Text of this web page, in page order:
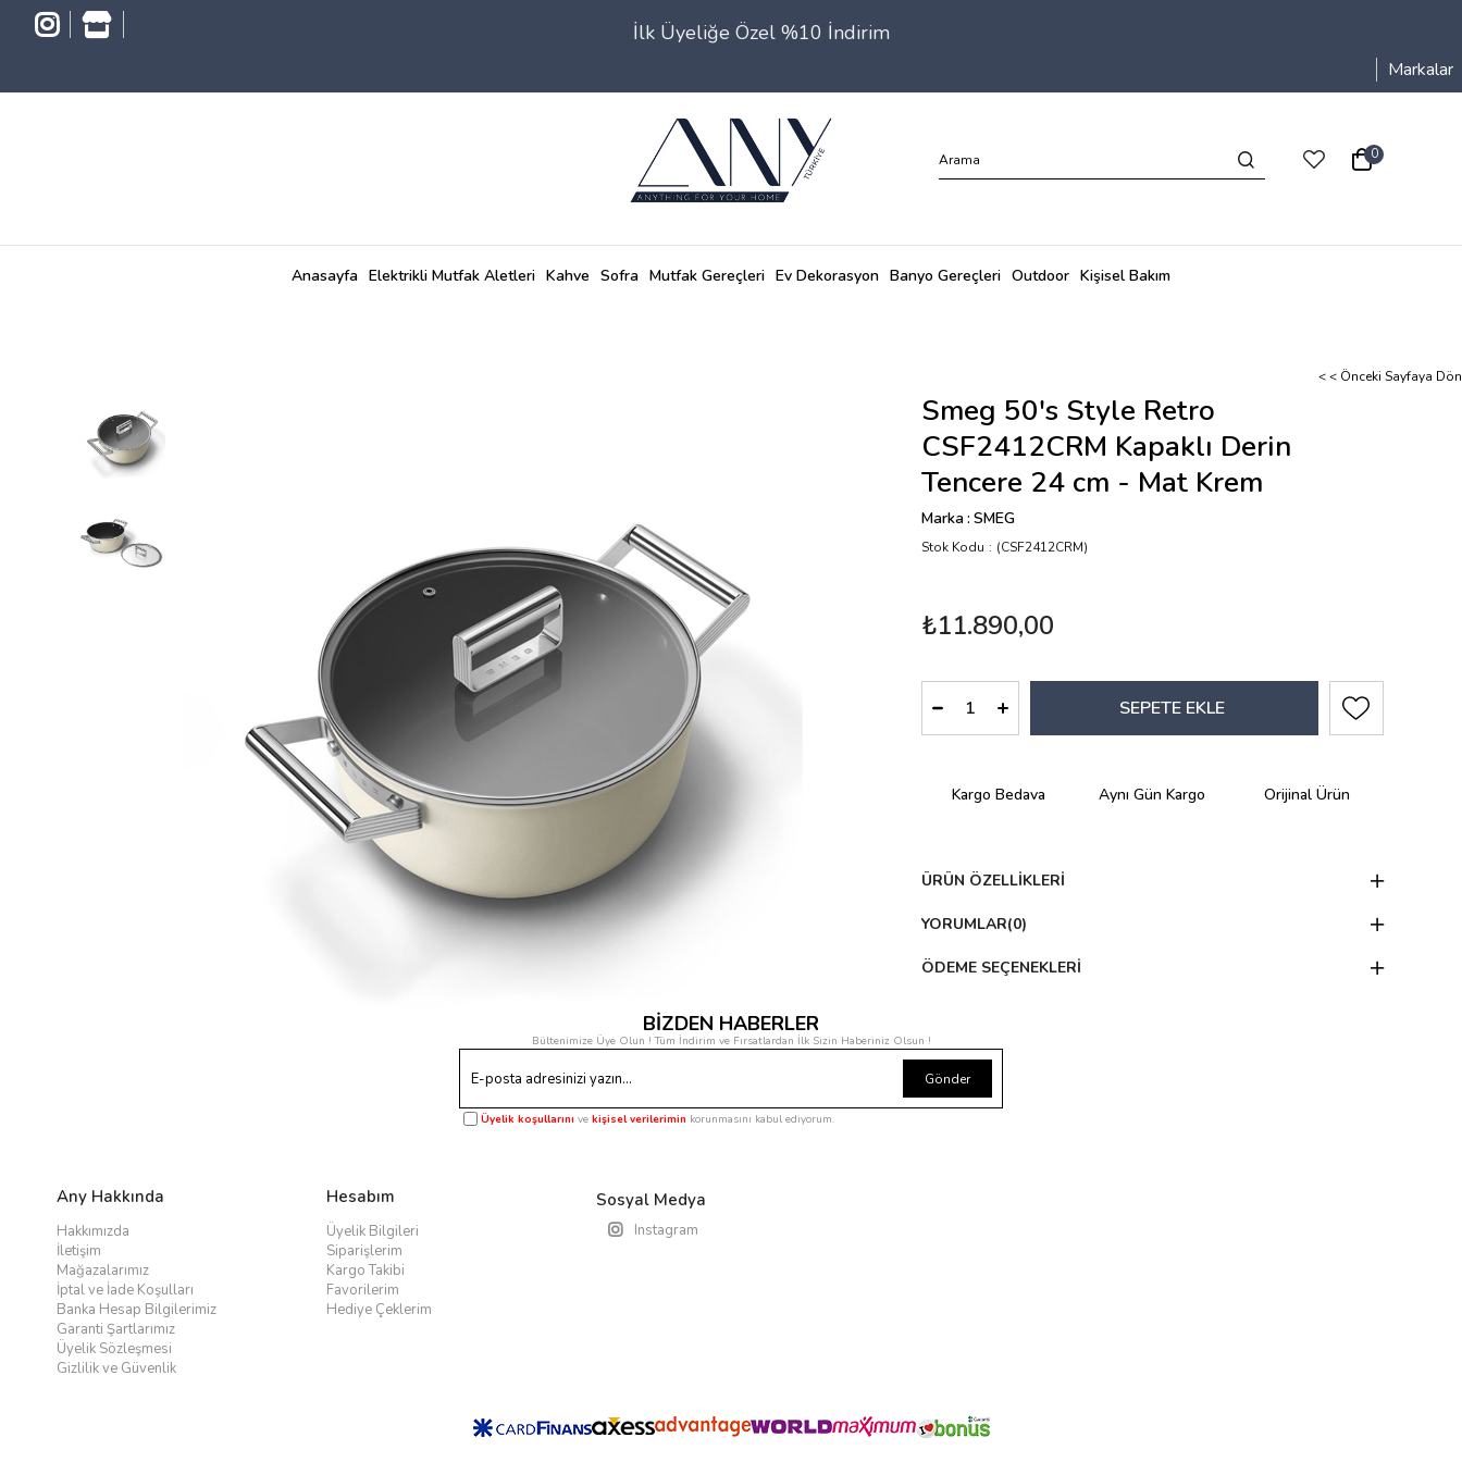
İlk Üyeliğe Özel %10 İndirim
Markalar
0
Anasayfa Elektrikli Mutfak Aletleri Kahve Sofra Mutfak Gereçleri Ev Dekorasyon Banyo Gereçleri Outdoor Kişisel Bakım
< < Önceki Sayfaya Dön
Smeg 50's Style Retro
CSF2412CRM Kapaklı Derin
Tencere 24 cm - Mat Krem
Marka: SMEG
Stok Kodu (CSF2412CRM)
₺11.890,00
Kargo Bedava Aynı Gün Kargo Orijinal Ürün
ÜRÜN ÖZELLIKLERI
YORUMLAR(0)
ÖDEME SEÇENEKLERI
BİZDEN HABERLER
Bültenimize Üye Olun ! Tüm İndirim ve Fırsatlardan İlk Sizin Haberiniz Olsun !
Gönder
Üyelik koşullarını ve kişisel verilerimin korunmasını kabul ediyorum.
Any Hakkında
Hakkımızda
İletişim
Mağazalarımız
İptal ve İade Koşulları
Banka Hesap Bilgilerimiz
Garanti Şartlarımız
Üyelik Sözleşmesi
Gizlilik ve Güvenlik
Hesabım
Üyelik Bilgileri
Siparişlerim
Kargo Takibi
Favorilerim
Hediye Çeklerim
Sosyal Medya
Instagram